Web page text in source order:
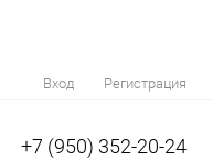
Вход Регистрация
+7 (950) 352-20-24